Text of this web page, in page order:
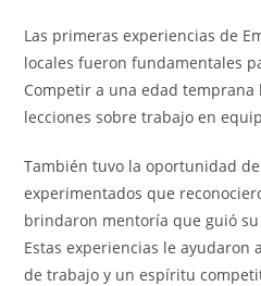
Las primeras experiencias de
locales fueron fundamentales
Competir a una edad temprana
lecciones sobre trabajo en
También tuvo la oportunidad
experimentados que
brindaron mentoría que guió
Estas experiencias le
de trabajo y un espíritu